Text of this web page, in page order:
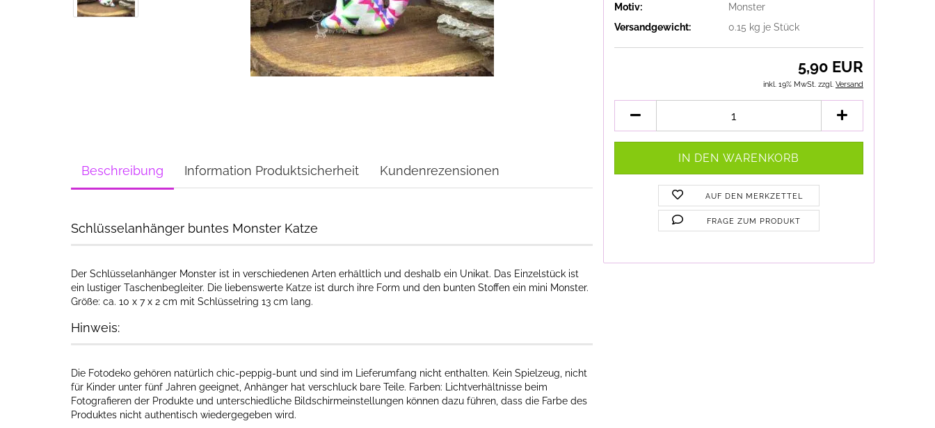
Motiv:
Monster
Versandgewicht:
0.15 kg je Stück
5,90 EUR
inkl. 19% MwSt. zzgl. Versand
AUF DEN MERKZETTEL
FRAGE ZUM PRODUKT
Beschreibung Information Produktsicherheit Kundenrezensionen
Schlüsselanhänger buntes Monster Katze
Der Schlüsselanhänger Monster ist in verschiedenen Arten erhältlich und deshalb ein Unikat. Das Einzelstück ist
ein lustiger Taschenbegleiter. Die liebenswerte Katze ist durch ihre Form und den bunten Stoffen ein mini Monster.
Größe: ca. 10 x 7 x 2 cm mit Schlüsselring 13 cm lang.
Hinweis:
Die Fotodeko gehören natürlich chic-peppig-bunt und sind im Lieferumfang nicht enthalten. Kein Spielzeug, nicht
für Kinder unter fünf Jahren geeignet, Anhänger hat verschluck bare Teile. Farben: Lichtverhältnisse beim
Fotografieren der Produkte und unterschiedliche Bildschirmeinstellungen können dazu führen, dass die Farbe des
Produktes nicht authentisch wiedergegeben wird.